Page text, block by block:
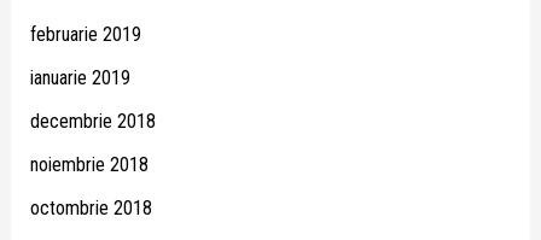
februarie 2019
ianuarie 2019
decembrie 2018
noiembrie 2018
octombrie 2018